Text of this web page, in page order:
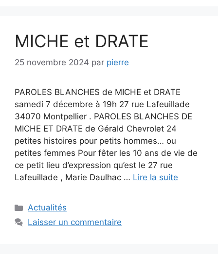
MICHE et DRATE
25 novembre 2024 par pierre
PAROLES BLANCHES de MICHE et DRATE
samedi 7 décembre à 19h 27 rue Lafeuillade
34070 Montpellier . PAROLES BLANCHES DE
MICHE ET DRATE de Gérald Chevrolet 24
petites histoires pour petits hommes… ou
petites femmes Pour fêter les 10 ans de vie de
ce petit lieu d’expression qu’est le 27 rue
Lafeuillade , Marie Daulhac … Lire la suite
Catégories
Actualités
Laisser un commentaire